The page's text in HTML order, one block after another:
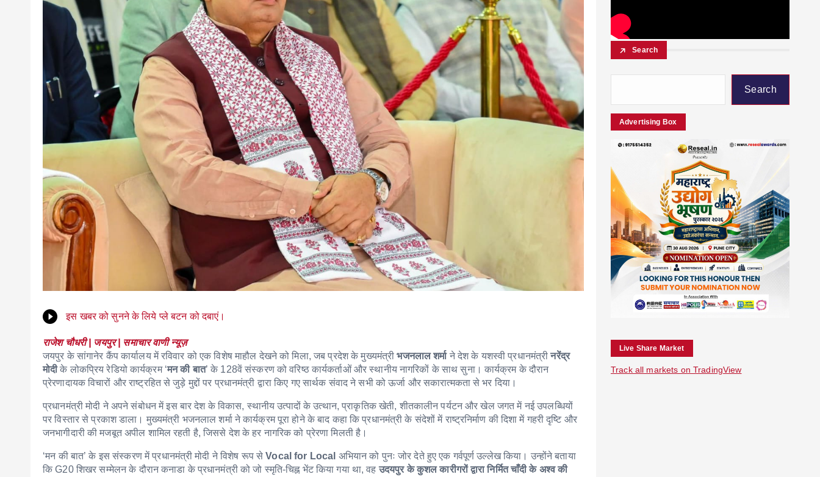
इस खबर को सुनने के लिये प्ले बटन को दबाएं।
राजेश चौधरी | जयपुर | समाचार वाणी न्यूज़
जयपुर के सांगानेर कैंप कार्यालय में रविवार को एक विशेष माहौल देखने को मिला, जब प्रदेश के मुख्यमंत्रीभजनलाल शर्माने देश के यशस्वी प्रधानमंत्रीनरेंद्र
मोदीके लोकप्रिय रेडियो कार्यक्रम ‘मन की बात’ के 128वें संस्करण को वरिष्ठ कार्यकर्ताओं और स्थानीय नागरिकों के साथ सुना। कार्यक्रम के दौरान
प्रेरणादायक विचारों और राष्ट्रहित से जुड़े मुद्दों पर प्रधानमंत्री द्वारा किए गए सार्थक संवाद ने सभी को ऊर्जा और सकारात्मकता से भर दिया।
प्रधानमंत्री मोदी ने अपने संबोधन में इस बार देश के विकास, स्थानीय उत्पादों के उत्थान, प्राकृतिक खेती, शीतकालीन पर्यटन और खेल जगत में नई उपलब्धियों
पर विस्तार से प्रकाश डाला। मुख्यमंत्री भजनलाल शर्मा ने कार्यक्रम पूरा होने के बाद कहा कि प्रधानमंत्री के संदेशों में राष्ट्रनिर्माण की दिशा में गहरी दृष्टि और
जनभागीदारी की मजबूत अपील शामिल रहती है, जिससे देश के हर नागरिक को प्रेरणा मिलती है।
‘मन की बात’ के इस संस्करण में प्रधानमंत्री मोदी ने विशेष रूप सेVocal for Local अभियान को पुनः जोर देते हुए एक गर्वपूर्ण उल्लेख किया। उन्होंने बताया
कि G20 शिखर सम्मेलन के दौरान कनाडा के प्रधानमंत्री को जो स्मृति-चिह्न भेंट किया गया था, वहउदयपुर के कुशल कारीगरों द्वारा निर्मित चाँदी के अश्व की
Search
Search
Advertising Box
Live Share Market
Track all markets on TradingView